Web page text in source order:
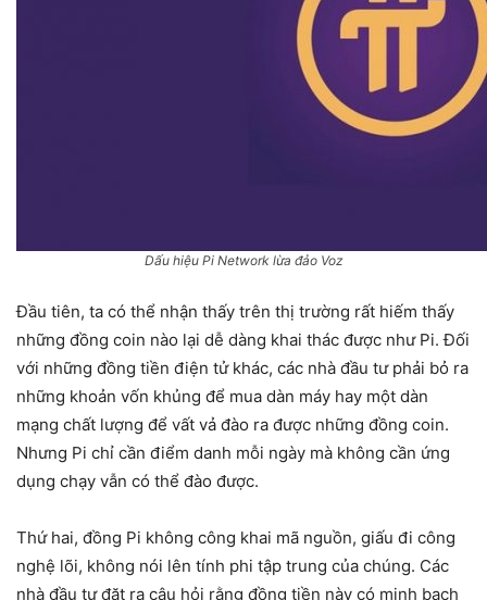
Dấu hiệu Pi Network lừa đảo Voz
Đầu tiên, ta có thể nhận thấy trên thị trường rất hiếm thấy
những đồng coin nào lại dễ dàng khai thác được như Pi. Đối
với những đồng tiền điện tử khác, các nhà đầu tư phải bỏ ra
những khoản vốn khủng để mua dàn máy hay một dàn
mạng chất lượng để vất vả đào ra được những đồng coin.
Nhưng Pi chỉ cần điểm danh mỗi ngày mà không cần ứng
dụng chạy vẫn có thể đào được.
Thứ hai, đồng Pi không công khai mã nguồn, giấu đi công
nghệ lõi, không nói lên tính phi tập trung của chúng. Các
nhà đầu tư đặt ra câu hỏi rằng đồng tiền này có minh bạch